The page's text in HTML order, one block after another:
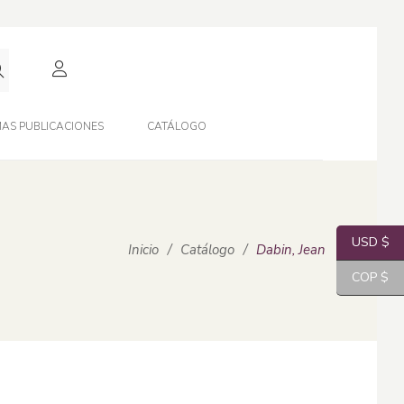
PUBLICACIONES CATÁLOGO
Inicio / Catálogo / Dabin, Jean USD $
COP $